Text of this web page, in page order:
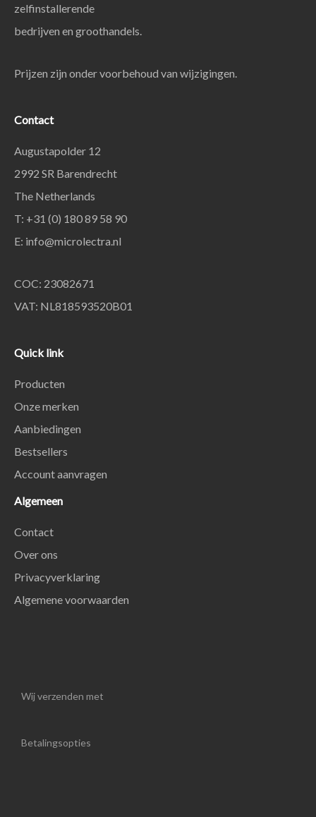
zelfinstallerende
bedrijven en groothandels.
Prijzen zijn onder voorbehoud van wijzigingen.
Contact
Augustapolder 12
2992 SR Barendrecht
The Netherlands
T: +31 (0) 180 89 58 90
E: info@microlectra.nl
COC: 23082671
VAT: NL818593520B01
Quick link
Producten
Onze merken
Aanbiedingen
Bestsellers
Account aanvragen
Algemeen
Contact
Over ons
Privacyverklaring
Algemene voorwaarden
Wij verzenden met
Betalingsopties